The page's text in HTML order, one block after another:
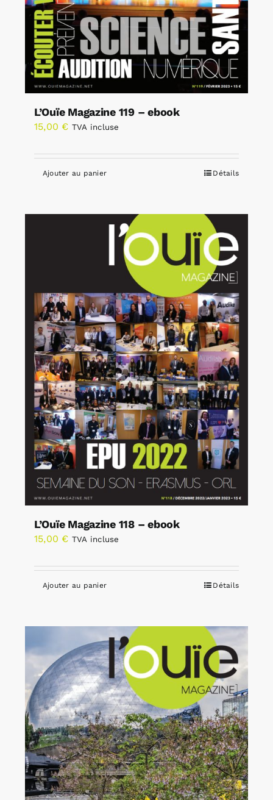
L’Ouïe Magazine 119 – ebook
15,00 € TVA incluse
Ajouter au panier Détails
L’Ouïe Magazine 118 – ebook
15,00 € TVA incluse
Ajouter au panier Détails